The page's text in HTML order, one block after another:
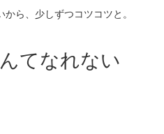
ら、少しずつコツコツと。
てなれない